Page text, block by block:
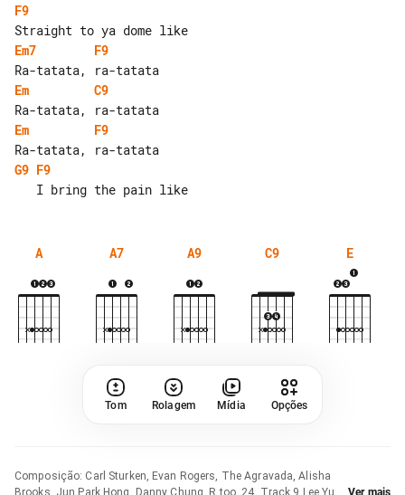
F9
Em7
F9
Em
C9
Em
F9
G9 F9
A A7 A9 C9 E
Tom Rolagem Mídia Opções
Composição: Carl Sturken, Evan Rogers, The Agravada, Alisha
Brooks, Jun Park Hong, Danny Chung, R.too, 24, Track 9 Lee Yu
Ver mais